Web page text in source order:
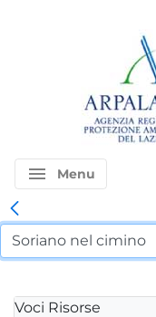
menu Menu
Voci Risorse